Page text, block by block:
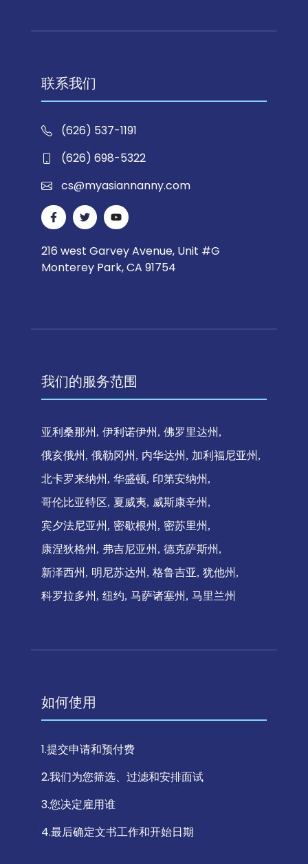
联系我们
(626) 537-1191
(626) 698-5322
cs@myasiannanny.com
216 west Garvey Avenue, Unit #G
Monterey Park, CA 91754
我们的服务范围
亚利桑那州 伊利诺伊州
佛罗里达州
俄亥俄州
俄勒冈州 内华达州
加利福尼亚州
北卡罗来纳州
华盛顿
印第安纳州
哥伦比亚特区
夏威夷
威斯康辛州
宾夕法尼亚州
密歇根州
密苏里州
康涅狄格州
弗吉尼亚州
德克萨斯州
新泽西州
明尼苏达州 格鲁吉亚
犹他州
科罗拉多州
纽约 马萨诸塞州 马里兰州
如何使用
1.提交申请和预付费
2.我们为您筛选、过滤和安排面试
3.您决定雇用谁
4.最后确定文书工作和开始日期